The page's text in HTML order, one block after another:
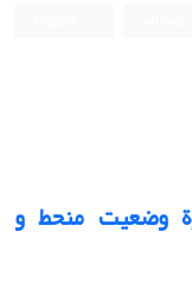
وضعیت منحط و